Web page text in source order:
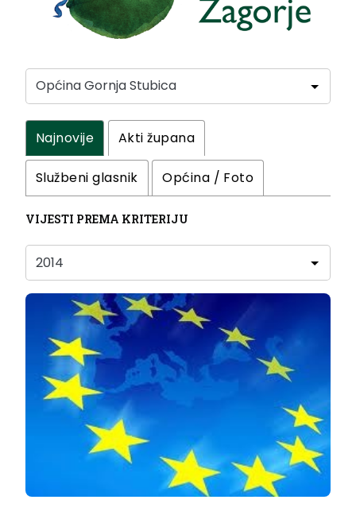
Najnovije Akti župana
Službeni glasnik Općina / Foto
VIJESTI PREMA KRITERIJU